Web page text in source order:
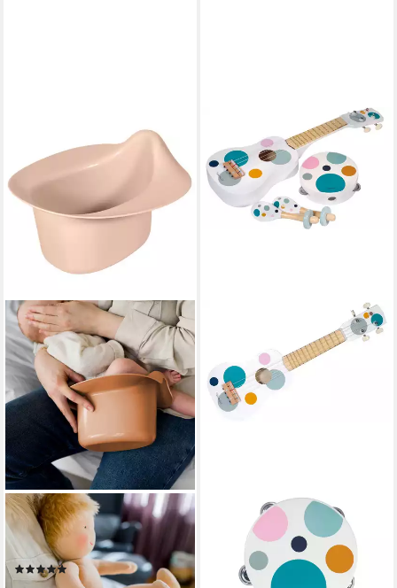
KINDSGUT
Toilettentrainer
Abhaltetöpfchen, (1-tlg)
(1)
KINDSGUT
Spielzeug-Musikinstrument,
(Set, 4 tlg),
Musikinstrumenten-Set,Spiel-